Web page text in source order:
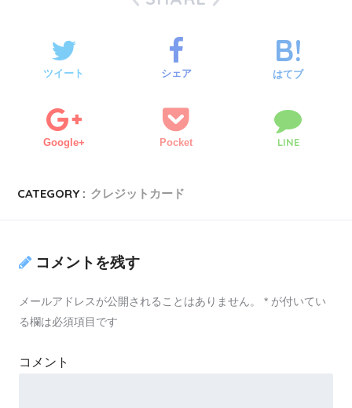
ツイート シェア はてブ
Google+ Pocket LINE
CATEGORY : クレジットカード
コメントを残す
メールアドレスが公開されることはありません。 * が付いてい
る欄は必須項目です
コメント